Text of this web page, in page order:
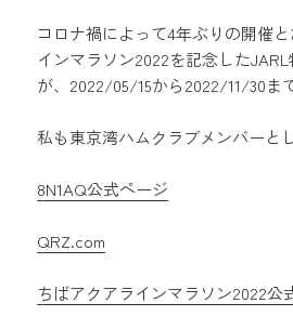
コロナ禍によって4年ぶりの開催
インマラソン2022を記念したJARL
が、2022/05/15から2022/11/30ま
私も東京湾ハムクラブメンバーと
8N1AQ公式ページ
QRZ.com
ちばアクアラインマラソン2022公